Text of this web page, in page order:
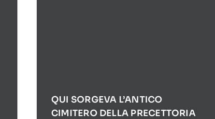
QUI SORGEVA L’ANTICO
CIMITERO DELLA PRECETTORIA